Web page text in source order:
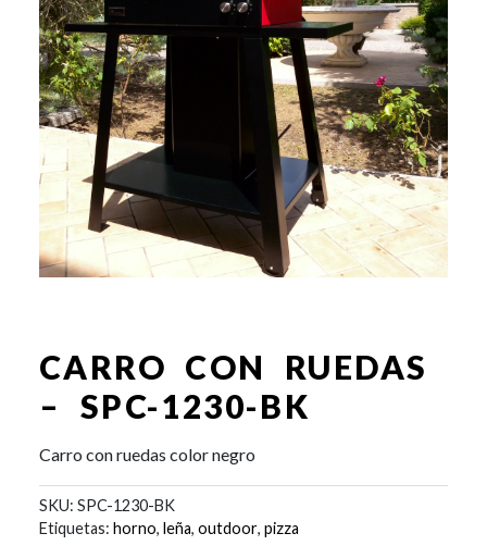
CARRO CON RUEDAS
– SPC-1230-BK
Carro con ruedas color negro
SKU: SPC-1230-BK
Etiquetas: horno, leña, outdoor, pizza